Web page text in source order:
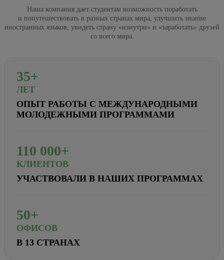
Наша компания дает студентам возможность поработать
и попутешествовать в разных странах мира, улучшить знание
иностранных языков, увидеть страну «изнутри» и «заработать» друзей
со всего мира.
35+
ЛЕТ
ОПЫТ РАБОТЫ С МЕЖДУНАРОДНЫМИ
МОЛОДЕЖНЫМИ ПРОГРАММАМИ
110 000+
КЛИЕНТОВ
УЧАСТВОВАЛИ В НАШИХ ПРОГРАММАХ
50+
ОФИСОВ
В 13 СТРАНАХ